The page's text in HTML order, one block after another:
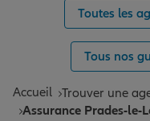
Toutes les
Tous nos
Accueil Trouver une
Assurance Prades-le-